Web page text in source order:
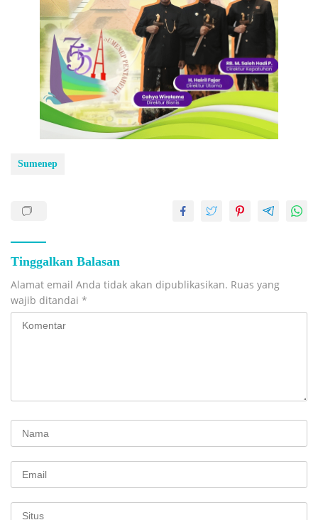
Sumenep
Tinggalkan Balasan
Alamat email Anda tidak akan dipublikasikan. Ruas yang
wajib ditandai *